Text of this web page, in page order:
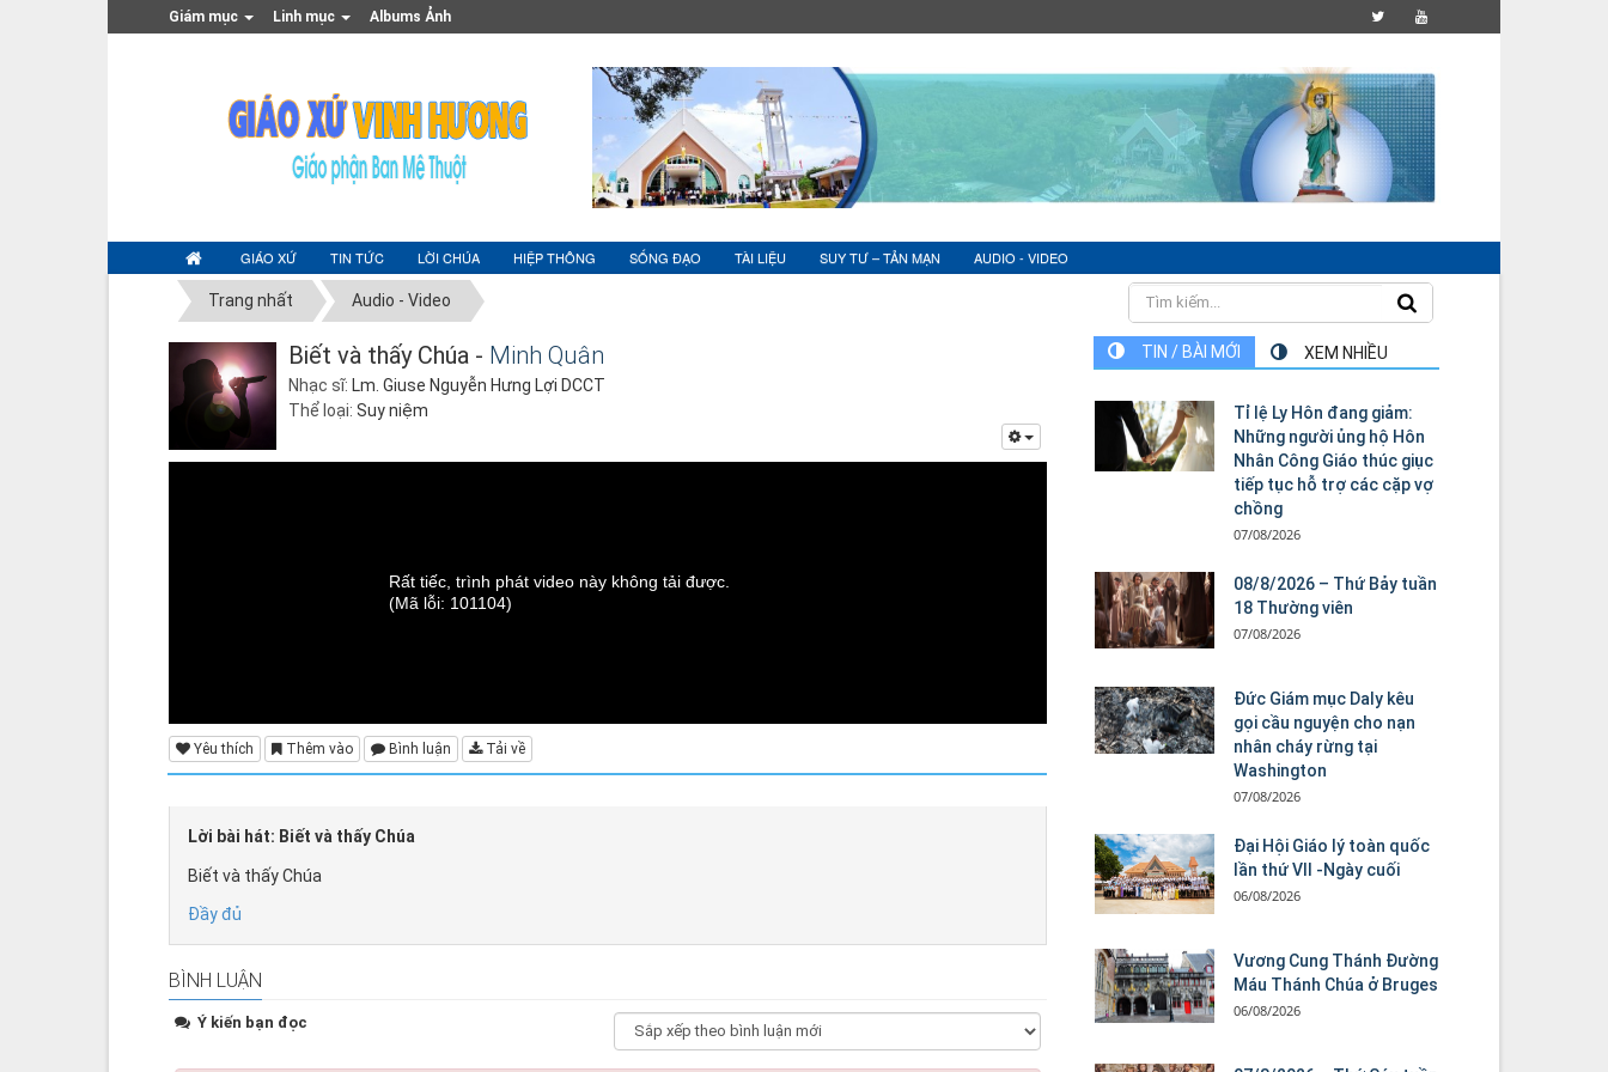
Giám mục Linh mục Albums Ảnh
GIÁO XỨ TIN TỨC LỜI CHÚA HIỆP THÔNG SỐNG ĐẠO TÀI LIỆU SUY TƯ – TẢN MẠN AUDIO - VIDEO
Trang nhất Audio - Video
Biết và thấy Chúa - Minh Quân
Nhạc sĩ: Lm. Giuse Nguyễn Hưng Lợi DCCT
Thể loại: Suy niệm
Rất tiếc, trình phát video này không tải được.
(Mã lỗi: 101104)
Yêu thích Thêm vào Bình luận Tải về
Lời bài hát: Biết và thấy Chúa
Biết và thấy Chúa
Đầy đủ
BÌNH LUẬN
Ý kiến bạn đọc
TIN / BÀI MỚI XEM NHIỀU
Tỉ lệ Ly Hôn đang giảm:
Những người ủng hộ Hôn
Nhân Công Giáo thúc giục
tiếp tục hỗ trợ các cặp vợ
chồng
07/08/2026
08/8/2026 – Thứ Bảy tuần
18 Thường viên
07/08/2026
Đức Giám mục Daly kêu
gọi cầu nguyện cho nạn
nhân cháy rừng tại
Washington
07/08/2026
Đại Hội Giáo lý toàn quốc
lần thứ VII -Ngày cuối
06/08/2026
Vương Cung Thánh Ðường
Máu Thánh Chúa ở Bruges
06/08/2026